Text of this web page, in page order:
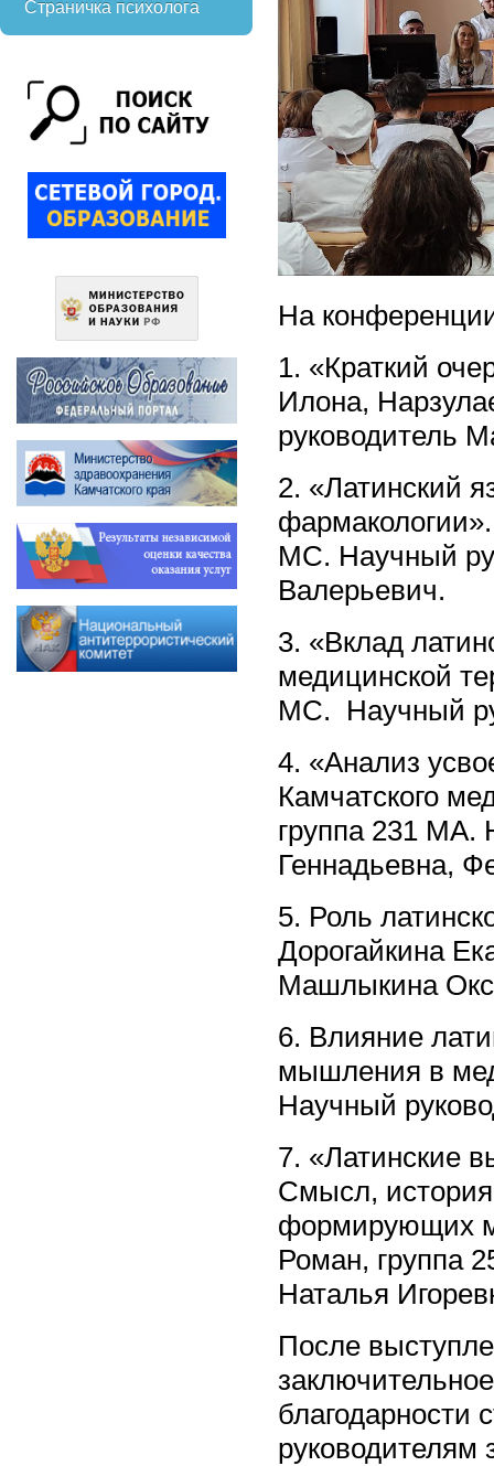
Страничка психолога
На
1. «Краткий
Илона,
руководитель
2. «Латинский
МС. Научный
Валерьевич.
3. «Вклад
медицинской
МС. Научный
4. «Анализ
Камчатского
группа 231 МА.
Геннадьевна,
5. Роль
Дорогайкина
Машлыкина
6. Влияние
мышления в
Научный
7. «Латинские
Смысл,
формирующих
Роман, группа
Наталья
После
благодарности
руководителям